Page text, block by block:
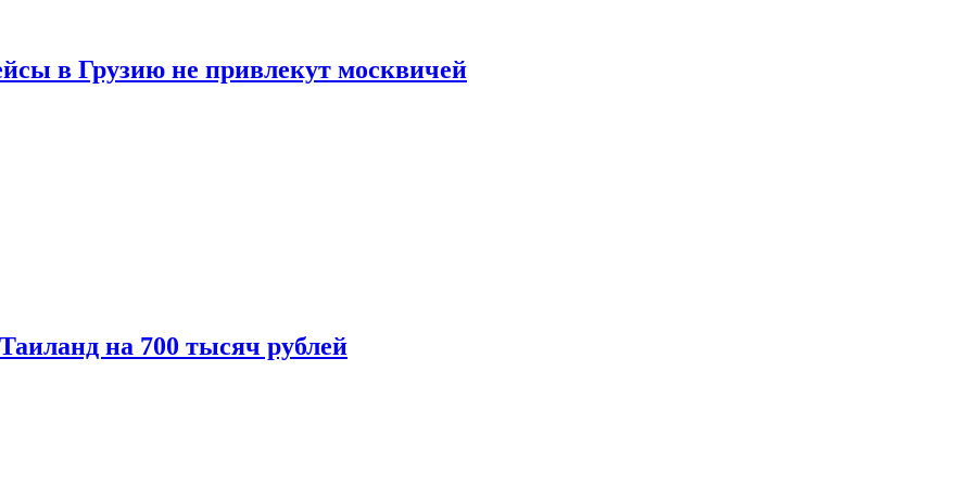
в Грузию не привлекут москвичей
на 700 тысяч рублей